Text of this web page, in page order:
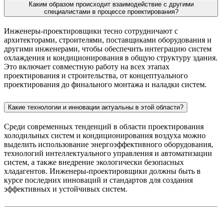
Каким образом происходит взаимодействие с другими
специалистами в процессе проектирования?
Инженеры-проектировщики тесно сотрудничают с
архитекторами, строителями, поставщиками оборудования и
другими инженерами, чтобы обеспечить интеграцию систем
охлаждения и кондиционирования в общую структуру здания.
Это включает совместную работу на всех этапах
проектирования и строительства, от концептуального
проектирования до финального монтажа и наладки систем.
Какие технологии и инновации актуальны в этой области?
Среди современных тенденций в области проектирования
холодильных систем и кондиционирования воздуха можно
выделить использование энергоэффективного оборудования,
технологий интеллектуального управления и автоматизации
систем, а также внедрение экологически безопасных
хладагентов. Инженеры-проектировщики должны быть в
курсе последних инноваций и стандартов для создания
эффективных и устойчивых систем.